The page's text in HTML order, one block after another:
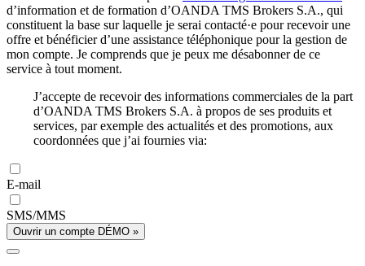
d’information et de formation d’OANDA TMS Brokers S.A., qui
constituent la base sur laquelle je serai contacté·e pour recevoir une
offre et bénéficier d’une assistance téléphonique pour la gestion de
mon compte. Je comprends que je peux me désabonner de ce
service à tout moment.
J’accepte de recevoir des informations commerciales de la part
d’OANDA TMS Brokers S.A. à propos de ses produits et
services, par exemple des actualités et des promotions, aux
coordonnées que j’ai fournies via:
E-mail
SMS/MMS
Ouvrir un compte DÉMO »